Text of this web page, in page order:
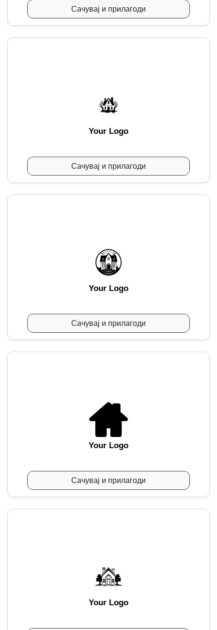
Сачувај и прилагоди
Your Logo
Сачувај и прилагоди
Your Logo
Сачувај и прилагоди
Your Logo
Сачувај и прилагоди
Your Logo